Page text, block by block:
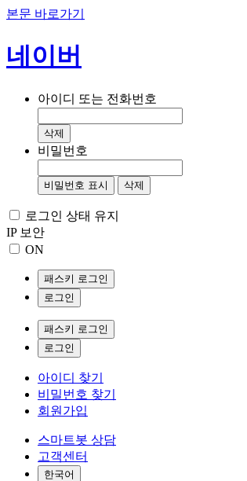
본문 바로가기
네이버
아이디 또는 전화번호
삭제
비밀번호
비밀번호 표시 삭제
로그인 상태 유지
IP 보안
ON
패스키 로그인
로그인
패스키 로그인
로그인
아이디 찾기
비밀번호 찾기
회원가입
스마트봇 상담
고객센터
한국어